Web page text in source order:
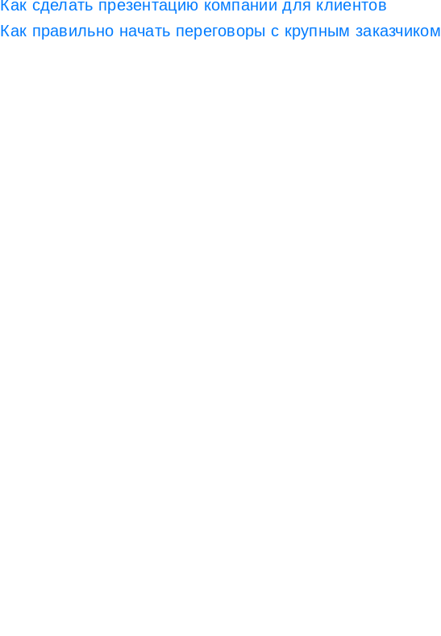
Как сделать презентацию компании для клиентов
Как правильно начать переговоры с крупным заказчиком